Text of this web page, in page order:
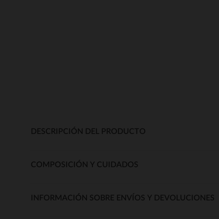
DESCRIPCIÓN DEL PRODUCTO
COMPOSICIÓN Y CUIDADOS
INFORMACIÓN SOBRE ENVÍOS Y DEVOLUCIONES